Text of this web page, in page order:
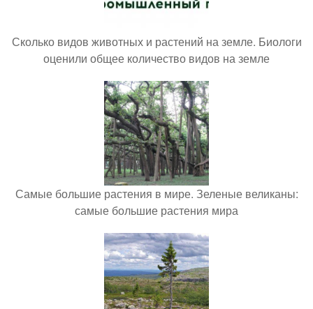
Сколько видов животных и растений на земле. Биологи
оценили общее количество видов на земле
Самые большие растения в мире. Зеленые великаны:
самые большие растения мира